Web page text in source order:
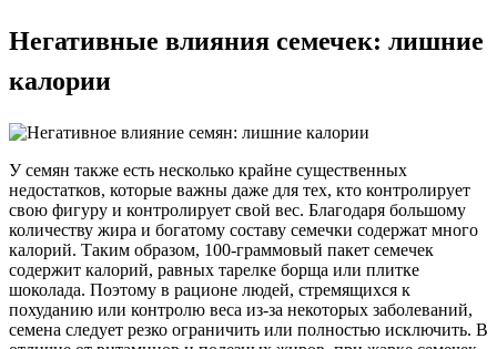
Негативные влияния семечек: лишние
калории
У семян также есть несколько крайне существенных
недостатков, которые важны даже для тех, кто контролирует
свою фигуру и контролирует свой вес. Благодаря большому
количеству жира и богатому составу семечки содержат много
калорий. Таким образом, 100-граммовый пакет семечек
содержит калорий, равных тарелке борща или плитке
шоколада. Поэтому в рационе людей, стремящихся к
похуданию или контролю веса из-за некоторых заболеваний,
семена следует резко ограничить или полностью исключить. В